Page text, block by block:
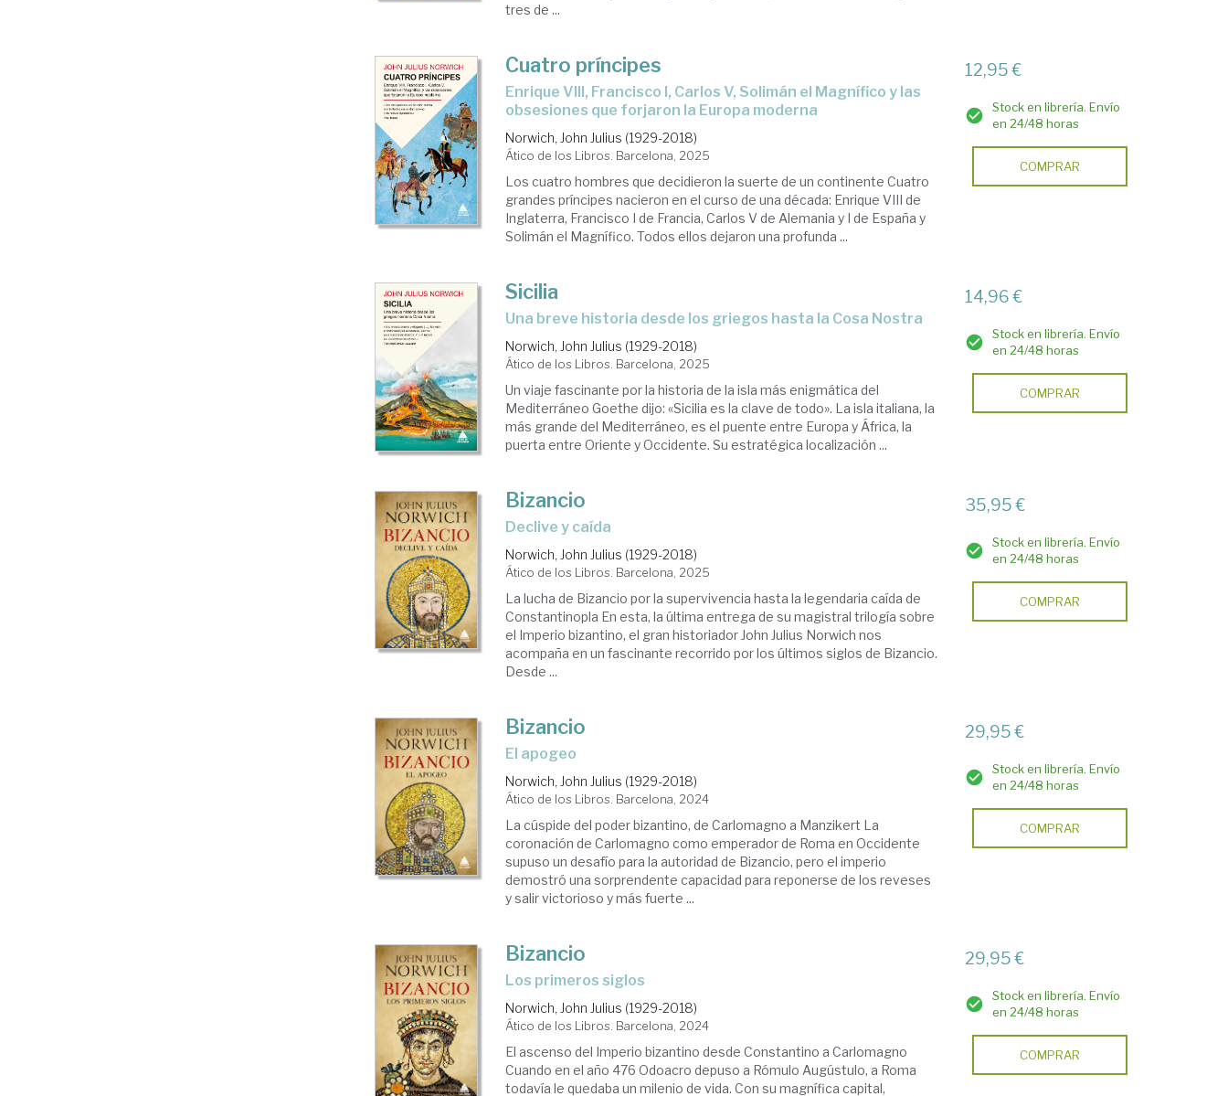
tres de ...
Cuatro príncipes
Enrique VIII, Francisco I, Carlos V, Solimán el Magnífico y las
obsesiones que forjaron la Europa moderna
Norwich, John Julius (1929-2018)
Ático de los Libros. Barcelona, 2025
Los cuatro hombres que decidieron la suerte de un continente Cuatro
grandes príncipes nacieron en el curso de una década: Enrique VIII de
Inglaterra, Francisco I de Francia, Carlos V de Alemania y I de España y
Solimán el Magnífico. Todos ellos dejaron una profunda ...
12,95 €
Stock en librería. Envío
en 24/48 horas
COMPRAR
Sicilia
Una breve historia desde los griegos hasta la Cosa Nostra
Norwich, John Julius (1929-2018)
Ático de los Libros. Barcelona, 2025
Un viaje fascinante por la historia de la isla más enigmática del
Mediterráneo Goethe dijo: «Sicilia es la clave de todo». La isla italiana, la
más grande del Mediterráneo, es el puente entre Europa y África, la
puerta entre Oriente y Occidente. Su estratégica localización ...
14,96 €
Stock en librería. Envío
en 24/48 horas
COMPRAR
Bizancio
Declive y caída
Norwich, John Julius (1929-2018)
Ático de los Libros. Barcelona, 2025
La lucha de Bizancio por la supervivencia hasta la legendaria caída de
Constantinopla En esta, la última entrega de su magistral trilogía sobre
el Imperio bizantino, el gran historiador John Julius Norwich nos
acompaña en un fascinante recorrido por los últimos siglos de Bizancio.
Desde ...
35,95 €
Stock en librería. Envío
en 24/48 horas
COMPRAR
Bizancio
El apogeo
Norwich, John Julius (1929-2018)
Ático de los Libros. Barcelona, 2024
La cúspide del poder bizantino, de Carlomagno a Manzikert La
coronación de Carlomagno como emperador de Roma en Occidente
supuso un desafío para la autoridad de Bizancio, pero el imperio
demostró una sorprendente capacidad para reponerse de los reveses
y salir victorioso y más fuerte ...
29,95 €
Stock en librería. Envío
en 24/48 horas
COMPRAR
Bizancio
los primeros siglos
Norwich, John Julius (1929-2018)
Ático de los Libros. Barcelona, 2024
El ascenso del Imperio bizantino desde Constantino a Carlomagno
Cuando en el año 476 Odoacro depuso a Rómulo Augústulo, a Roma
todavía le quedaba un milenio de vida. Con su magnífica capital,
29,95 €
Stock en librería. Envío
en 24/48 horas
COMPRAR